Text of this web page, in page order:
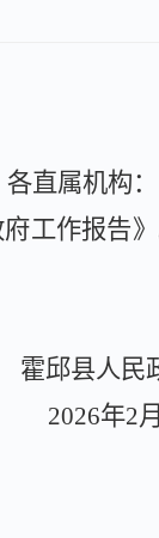
直属机构：
工作报告
霍邱县人民
2026年2月